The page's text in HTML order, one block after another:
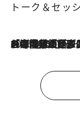
トーク＆セッ
2026.8.3
「今後値上げがあるとすれば…」「リスクがあるのは今年の冬」エネルギー専門家が語る、ホルムズ海峡封鎖が家庭にもたらす“ある心配”